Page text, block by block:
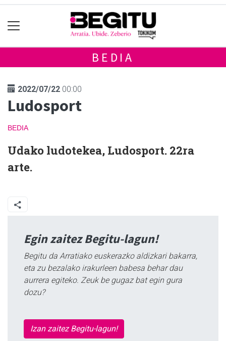
BEDIA
2022/07/22 00:00
Ludosport
BEDIA
Udako ludotekea, Ludosport. 22ra
arte.
Egin zaitez Begitu-lagun!
Begitu da Arratiako euskerazko aldizkari bakarra,
eta zu bezalako irakurleen babesa behar dau
aurrera egiteko. Zeuk be gugaz bat egin gura
dozu?
Izan zaitez Begitu-lagun!